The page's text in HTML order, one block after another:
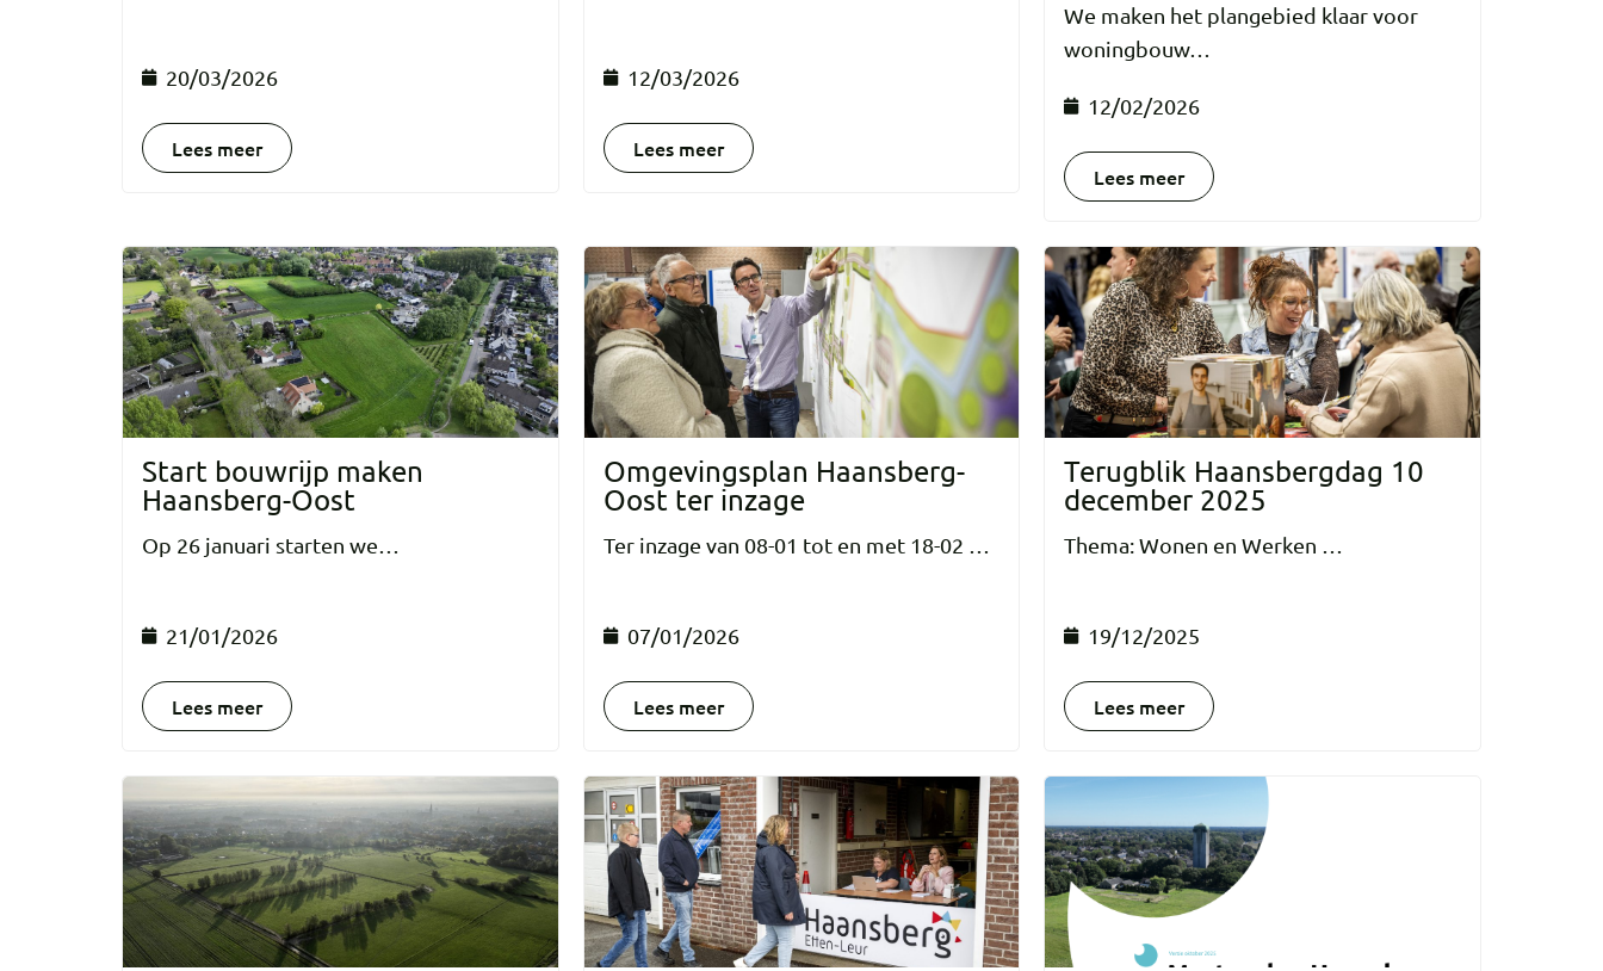
20/03/2026
Lees meer
12/03/2026
Lees meer
We maken het plangebied klaar voor
woningbouw…
12/02/2026
Lees meer
Start bouwrijp maken
Haansberg-Oost
Op 26 januari starten we…
21/01/2026
Lees meer
Omgevingsplan Haansberg-
Oost ter inzage
Ter inzage van 08-01 tot en met 18-02 …
07/01/2026
Lees meer
Terugblik Haansbergdag 10
december 2025
Thema: Wonen en Werken …
19/12/2025
Lees meer